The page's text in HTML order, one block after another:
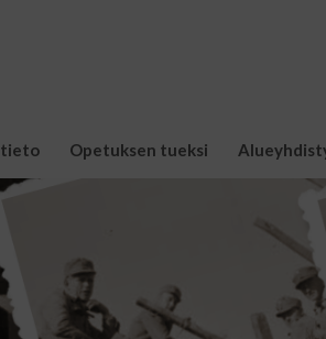
Opetuksen tueksi